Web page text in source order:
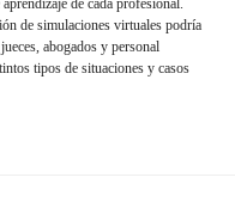
de cada profesional.
de simulaciones virtuales podría
abogados y personal
tipos de situaciones y casos